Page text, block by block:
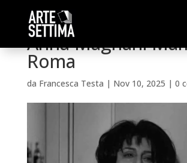
Anna Magnani
Roma
da Francesca Testa | Nov 10, 2025 | 0